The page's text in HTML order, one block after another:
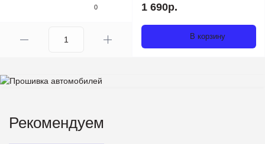
0 1 690р.
В корзину
Рекомендуем